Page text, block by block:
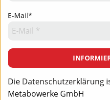
E-Mail*
Die Datenschutzerklärung
Metabowerke GmbH